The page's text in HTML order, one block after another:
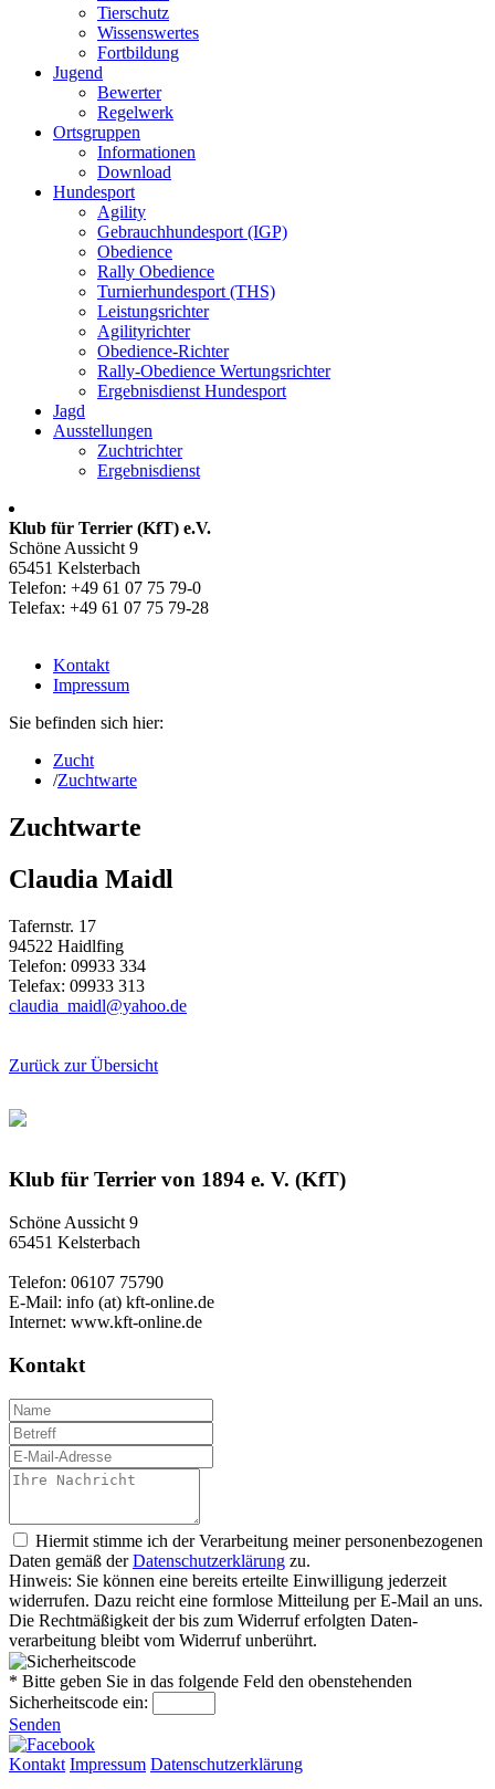
Tierschutz
Wissenswertes
Fortbildung
Jugend
Bewerter
Regelwerk
Ortsgruppen
Informationen
Download
Hundesport
Agility
Gebrauchhundesport (IGP)
Obedience
Rally Obedience
Turnierhundesport (THS)
Leistungsrichter
Agilityrichter
Obedience-Richter
Rally-Obedience Wertungsrichter
Ergebnisdienst Hundesport
Jagd
Ausstellungen
Zuchtrichter
Ergebnisdienst
Klub für Terrier (KfT) e.V.
Schöne Aussicht 9
65451 Kelsterbach
Telefon: +49 61 07 75 79-0
Telefax: +49 61 07 75 79-28
Kontakt
Impressum
Sie befinden sich hier:
Zucht
/Zuchtwarte
Zuchtwarte
Claudia Maidl
Tafernstr. 17
94522 Haidlfing
Telefon: 09933 334
Telefax: 09933 313
claudia_maidl@yahoo.de
Zurück zur Übersicht
Klub für Terrier von 1894 e. V. (KfT)
Schöne Aussicht 9
65451 Kelsterbach
Telefon: 06107 75790
E-Mail: info (at) kft-online.de
Internet: www.kft-online.de
Kontakt
Hiermit stimme ich der Verarbeitung meiner personen­bezogenen
Daten gemäß derDaten­schutz­er­klär­ung zu.
Hinweis: Sie können eine bereits erteilte Ein­willigung jeder­zeit
widerrufen. Dazu reicht eine formlose Mitteilung per E-Mail an uns.
Die Recht­mäßigkeit der bis zum Widerruf erfolgten Daten­
verarbeitung bleibt vom Wider­ruf un­be­rührt.
* Bitte geben Sie in das folgende Feld den obenstehenden
Sicherheitscode ein:
Senden
Kontakt Impressum Datenschutzerklärung